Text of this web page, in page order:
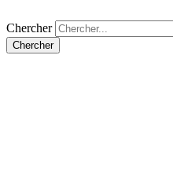
Chercher
Chercher